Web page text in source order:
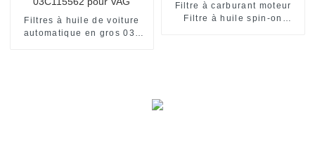
Filtres à huile de voiture
automatique en gros 03c
Filtre à carburant moteur
Filtre à huile spin-on